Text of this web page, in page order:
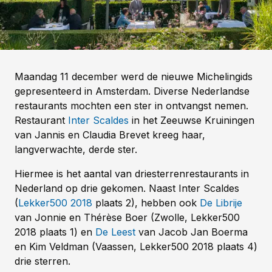
Maandag 11 december werd de nieuwe Michelingids
gepresenteerd in Amsterdam. Diverse Nederlandse
restaurants mochten een ster in ontvangst nemen.
Restaurant Inter Scaldes in het Zeeuwse Kruiningen
van Jannis en Claudia Brevet kreeg haar,
langverwachte, derde ster.
Hiermee is het aantal van driesterrenrestaurants in
Nederland op drie gekomen. Naast Inter Scaldes
(Lekker500 2018 plaats 2), hebben ook De Librije
van Jonnie en Thérèse Boer (Zwolle, Lekker500
2018 plaats 1) en De Leest van Jacob Jan Boerma
en Kim Veldman (Vaassen, Lekker500 2018 plaats 4)
drie sterren.